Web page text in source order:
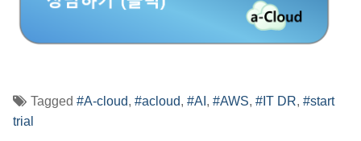
Tagged #A-cloud, #acloud, #AI , #AWS, #IT DR, #start
trial